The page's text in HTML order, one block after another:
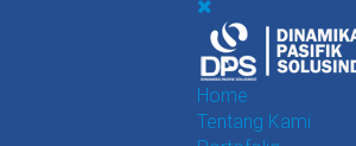
Home
Tentang Kami